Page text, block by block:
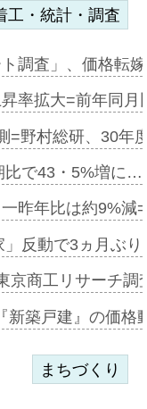
工・統計・調査
調査」、価格転
率拡大=前年同
=野村総研、30年
比で43・5%増に…
昨年比は約9%
」反動で3ヵ月ぶ
京商工リサーチ
新築戸建』の価
まちづくり